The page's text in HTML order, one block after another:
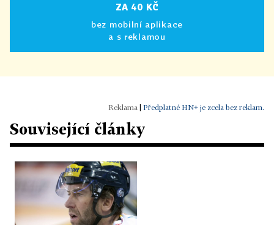
ZA 40 KČ
bez mobilní aplikace
a s reklamou
Předplatné HN+ je zcela bez reklam.
Související články